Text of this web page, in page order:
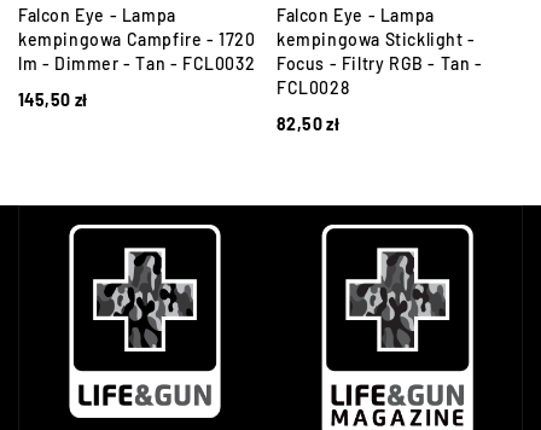
Falcon Eye - Lampa
kempingowa Campfire - 1720
lm - Dimmer - Tan - FCL0032
145,50 zł
Falcon Eye - Lampa
kempingowa Sticklight -
Focus - Filtry RGB - Tan -
FCL0028
82,50zł